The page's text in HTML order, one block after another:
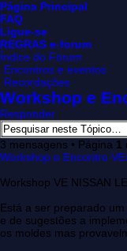
Página Principal
FAQ
Ligue-se
REGRAS e-forum
Índice do Fórum
Encontros e eventos
Recordações
Workshop e
Responder
3 mensagens • Página 1
Workshop e Encontro
Workshop VE NISSAN
Está a ser preparado
e de sugestões a
os moldes mas